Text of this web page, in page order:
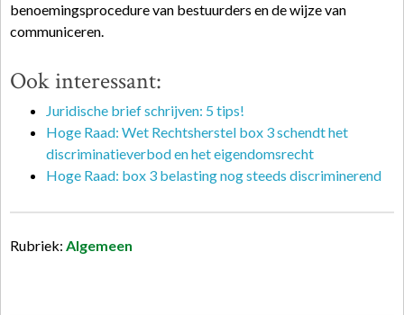
benoemingsprocedure van bestuurders en de wijze van
communiceren.
Ook interessant:
Juridische brief schrijven: 5 tips!
Hoge Raad: Wet Rechtsherstel box 3 schendt het
discriminatieverbod en het eigendomsrecht
Hoge Raad: box 3 belasting nog steeds discriminerend
Rubriek: Algemeen